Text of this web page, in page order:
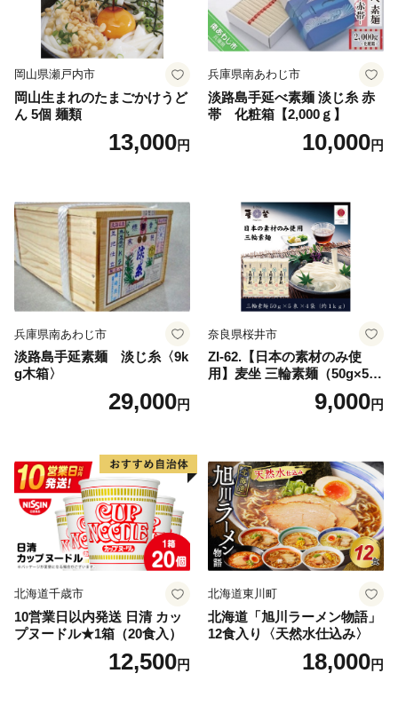
岡山県瀬戸内市
岡山生まれのたまごかけうど
ん 5個 麺類
13,000円
兵庫県南あわじ市
淡路島手延べ素麺 淡じ糸 赤
帯 化粧箱【2,000ｇ】
10,000円
兵庫県南あわじ市
淡路島手延素麺 淡じ糸〈9k
g木箱〉
29,000円
奈良県桜井市
ZI-62.【日本の素材のみ使
用】麦坐 三輪素麺（50g×5束
9,000円
北海道千歳市
10営業日以内発送 日清 カッ
プヌードル★1箱（20食入）
12,500円
北海道東川町
北海道「旭川ラーメン物語」
12食入り〈天然水仕込み〉
18,000円